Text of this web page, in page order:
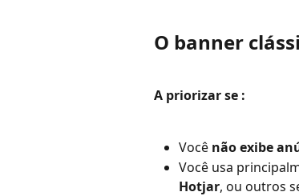
O banner
A priorizar se :
Você não exibe
Você usa
Hotjar, ou outros